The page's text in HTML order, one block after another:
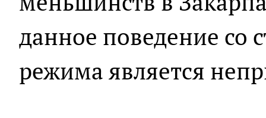
данное поведение со
режима является